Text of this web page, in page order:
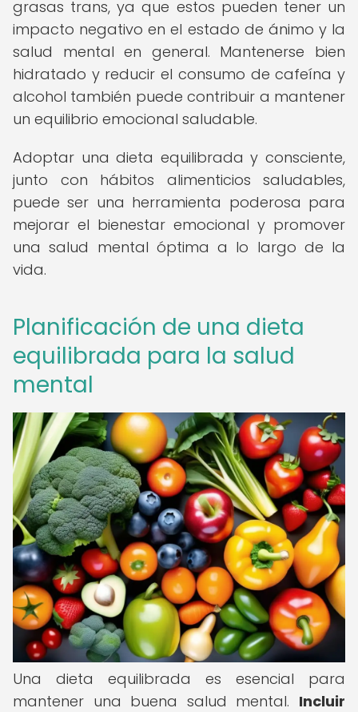
grasas trans, ya que estos pueden tener un
impacto negativo en el estado de ánimo y la
salud mental en general. Mantenerse bien
hidratado y reducir el consumo de cafeína y
alcohol también puede contribuir a mantener
un equilibrio emocional saludable.
Adoptar una dieta equilibrada y consciente,
junto con hábitos alimenticios saludables,
puede ser una herramienta poderosa para
mejorar el bienestar emocional y promover
una salud mental óptima a lo largo de la
vida.
Planificación de una dieta
equilibrada para la salud
mental
Una dieta equilibrada es esencial para
mantener una buena salud mental. Incluir